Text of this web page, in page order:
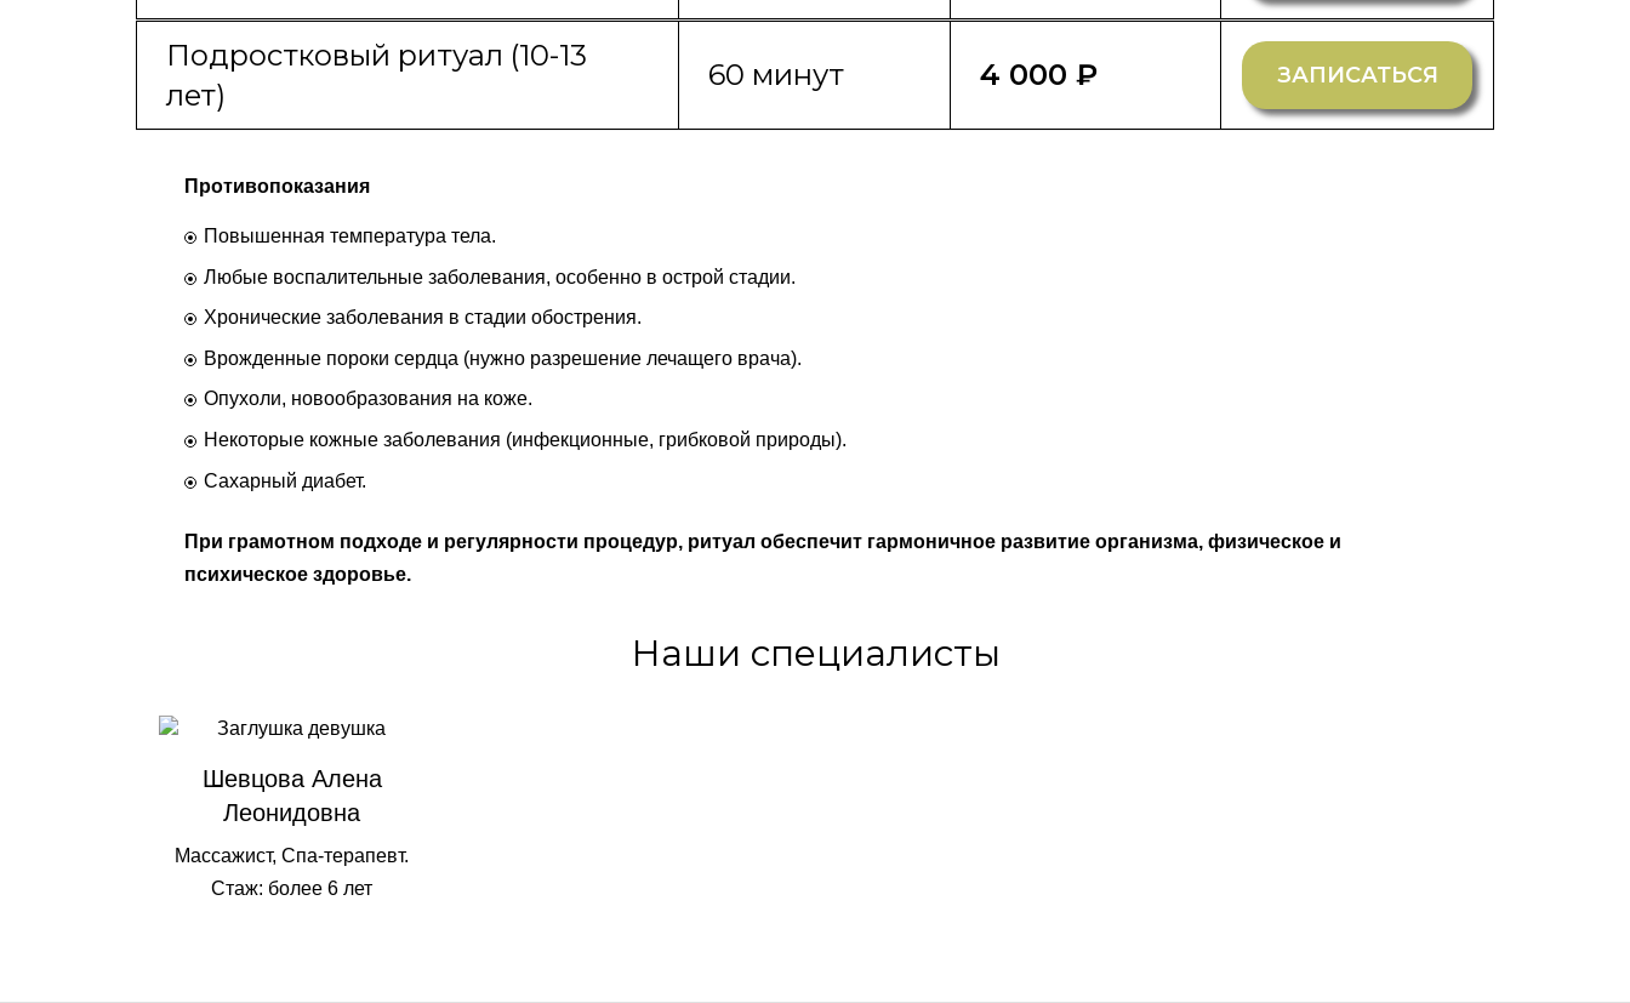
Подростковый ритуал (10-13
лет)
60 минут 4 000 ₽ ЗАПИСАТЬСЯ
Противопоказания
Повышенная температура тела.
Любые воспалительные заболевания, особенно в острой стадии.
Хронические заболевания в стадии обострения.
Врожденные пороки сердца (нужно разрешение лечащего врача).
Опухоли, новообразования на коже.
Некоторые кожные заболевания (инфекционные, грибковой природы).
Сахарный диабет.
При грамотном подходе и регулярности процедур, ритуал обеспечит гармоничное развитие организма, физическое и
психическое здоровье.
Наши специалисты
Шевцова Алена
Леонидовна
Массажист, Спа-терапевт.
Стаж: более 6 лет